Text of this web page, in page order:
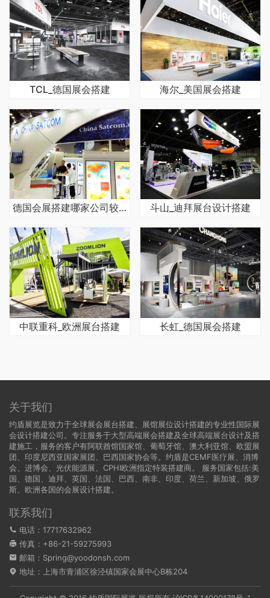
TCL_德国展会搭建 海尔_美国展会搭建
德国会展搭建哪家公司较好 斗山_迪拜展台设计搭建
中联重科_欧洲展台搭建 长虹_德国展会搭建
关于我们
约盾展览是致力于全球展会展台搭建、展馆展位设计搭建的专业性国际展
会设计搭建公司。专注服务于大型高端展会搭建及全球高端展台设计及搭
建施工，服务的客户有阿联酋馆国家馆、葡萄牙馆、澳大利亚馆、欧盟展
团、印度尼西亚国家展团、巴西国家协会等。约盾是CEMF医疗展、消博
会、进博会、光伏能源展、CPHI欧洲指定特装搭建商。 服务国家包括:美
国
德国 、迪拜、英国、法国、巴西、南非、印度、荷兰、新加坡、俄罗
斯、欧洲各国的会展设计搭建。
联系我们
电话：17717632962
传真：+86-21-59275993
邮箱：Spring@yoodonsh.com
地址：上海市青浦区徐泾镇国家会展中心B栋204